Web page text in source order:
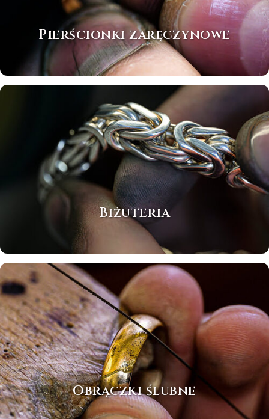
Pierścionki zaręczynowe
Biżuteria
Obrączki ślubne